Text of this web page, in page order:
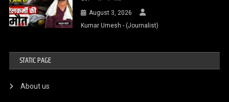
August 3, 2026
Kumar Umesh - (Journalist)
STATIC PAGE
About us